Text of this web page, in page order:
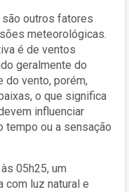
outros fatores
meteorológicas.
é de ventos
geralmente do
do vento, porém,
o que significa
influenciar
tempo ou a sensação
05h25, um
com luz natural e